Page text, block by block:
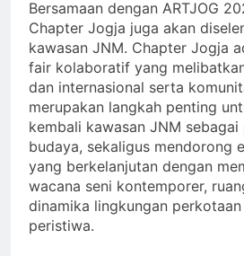
Bersamaan dengan ARTJOG
Chapter Jogja juga akan
kawasan JNM. Chapter Jogja
fair kolaboratif yang
dan internasional serta
merupakan langkah penting
kembali kawasan JNM sebagai
budaya, sekaligus mendorong
yang berkelanjutan dengan
wacana seni kontemporer,
dinamika lingkungan
peristiwa.